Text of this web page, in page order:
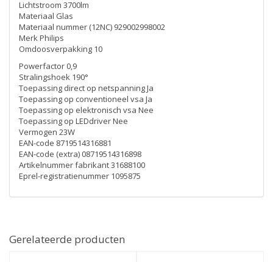
Lichtstroom 3700lm
Materiaal Glas
Materiaal nummer (12NC) 929002998002
Merk Philips
Omdoosverpakking 10
Powerfactor 0,9
Stralingshoek 190°
Toepassing direct op netspanning Ja
Toepassing op conventioneel vsa Ja
Toepassing op elektronisch vsa Nee
Toepassing op LEDdriver Nee
Vermogen 23W
EAN-code 8719514316881
EAN-code (extra) 08719514316898
Artikelnummer fabrikant 31688100
Eprel-registratienummer 1095875
Gerelateerde producten